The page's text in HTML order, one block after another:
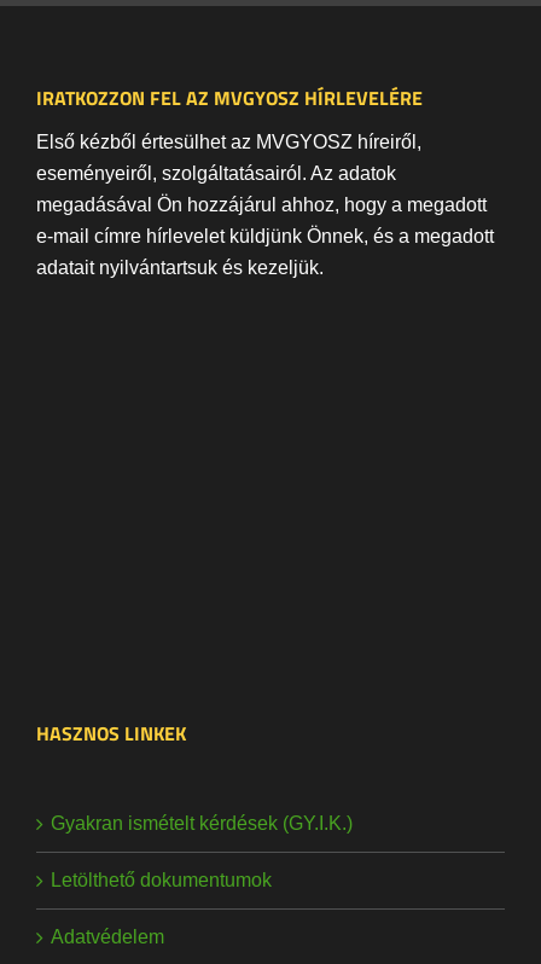
IRATKOZZON FEL AZ MVGYOSZ HÍRLEVELÉRE
Első kézből értesülhet az MVGYOSZ híreiről,
eseményeiről, szolgáltatásairól. Az adatok
megadásával Ön hozzájárul ahhoz, hogy a megadott
e-mail címre hírlevelet küldjünk Önnek, és a megadott
adatait nyilvántartsuk és kezeljük.
HASZNOS LINKEK
Gyakran ismételt kérdések (GY.I.K.)
Letölthető dokumentumok
Adatvédelem